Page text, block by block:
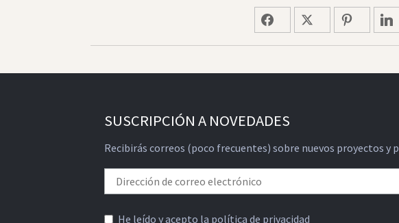
SUSCRIPCIÓN A NOVEDADES
Recibirás correos (poco frecuentes) sobre nuevos proyectos y
He leído y acepto la política de privacidad